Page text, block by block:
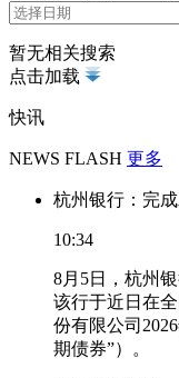
暂无相关搜索
点击加载
快讯
NEWS FLASH 更多
杭州银行：完
10:34
8月5日，杭州
该行于近日在
份有限公司
期债券”）。